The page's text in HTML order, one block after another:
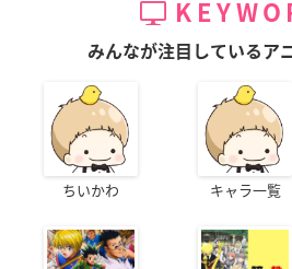
みんなが注目しているア
ちいかわ キャラ一覧